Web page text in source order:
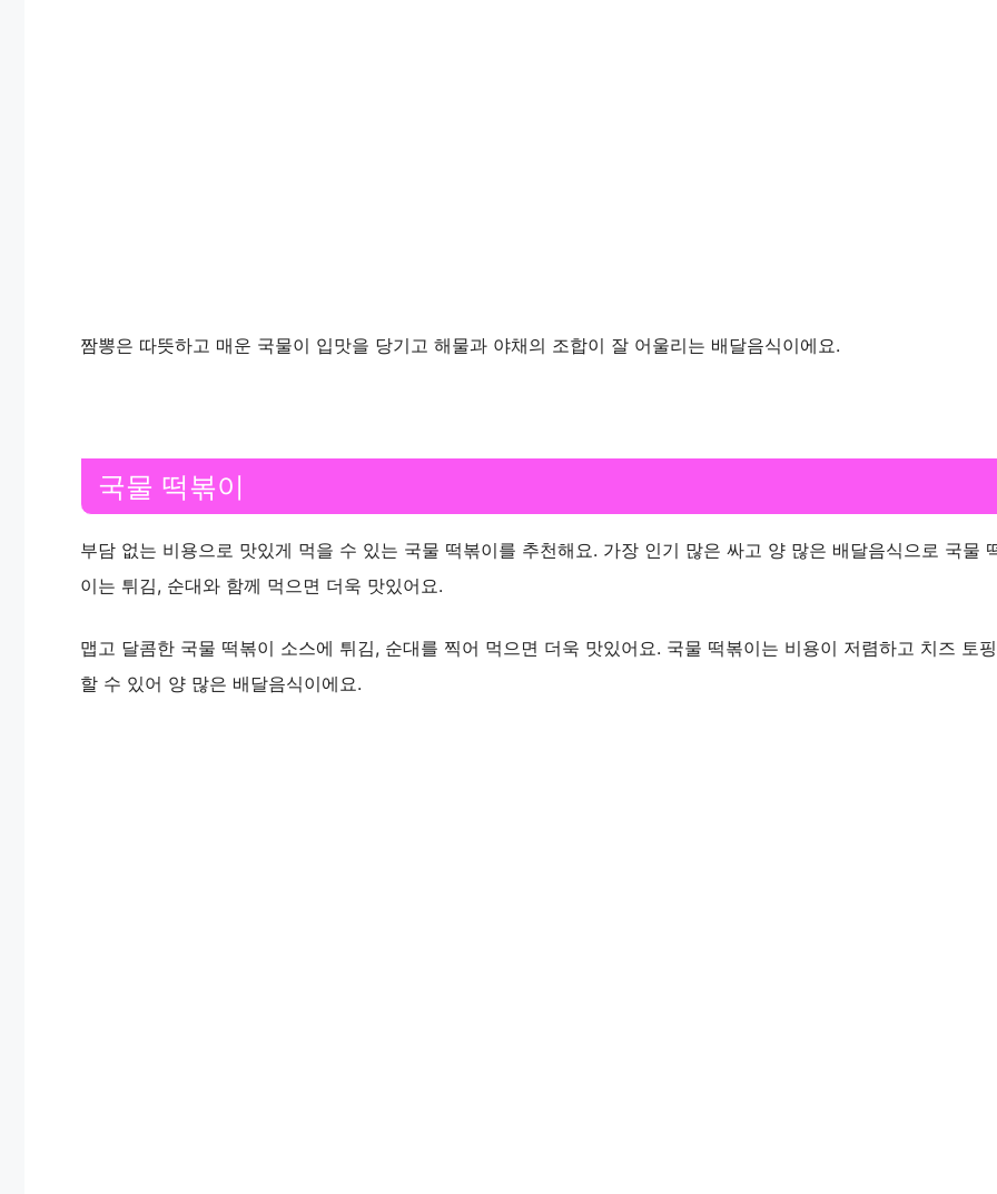
짬뽕은 따뜻하고 매운 국물이 입맛을 당기고 해물과 야채의 조합이 잘 어울리는 배달음식이에요.
국물 떡볶이
부담 없는 비용으로 맛있게 먹을 수 있는 국물 떡볶이를 추천해요. 가장 인기 많은 싸고 양 많은 배달음식으로 국물
이는 튀김, 순대와 함께 먹으면 더욱 맛있어요.
맵고 달콤한 국물 떡볶이 소스에 튀김, 순대를 찍어 먹으면 더욱 맛있어요. 국물 떡볶이는 비용이 저렴하고 치즈 토
할 수 있어 양 많은 배달음식이에요.